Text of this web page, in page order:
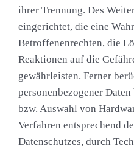
ihrer Trennung. Des
eingerichtet, die eine
Betroffenenrechten, die
Reaktionen auf die
gewährleisten. Ferner
personenbezogener
bzw. Auswahl von
Verfahren entsprechend
Datenschutzes, durch